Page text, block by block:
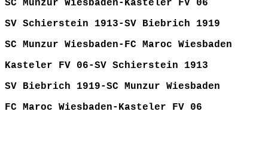
SC Munzur Wiesbaden-Kasteler FV
SV Schierstein 1913-SV Biebrich
SC Munzur Wiesbaden-FC Maroc
Kasteler FV 06-SV Schierstein 1913
SV Biebrich 1919-SC Munzur
FC Maroc Wiesbaden-Kasteler FV 06